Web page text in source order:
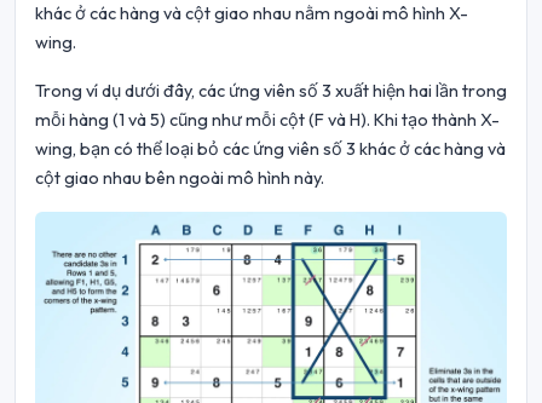
khác ở các hàng và cột giao nhau nằm ngoài mô hình X-
wing.
Trong ví dụ dưới đây, các ứng viên số 3 xuất hiện hai lần trong
mỗi hàng (1 và 5) cũng như mỗi cột (F và H). Khi tạo thành X-
wing, bạn có thể loại bỏ các ứng viên số 3 khác ở các hàng và
cột giao nhau bên ngoài mô hình này.